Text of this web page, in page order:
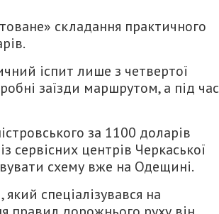
складання практичного
іспит лише з четвертої
заїзди маршрутом, а під час
за 1100 доларів
сервісних центрів Черкаської
схему вже на Одещині.
спеціалізувався на